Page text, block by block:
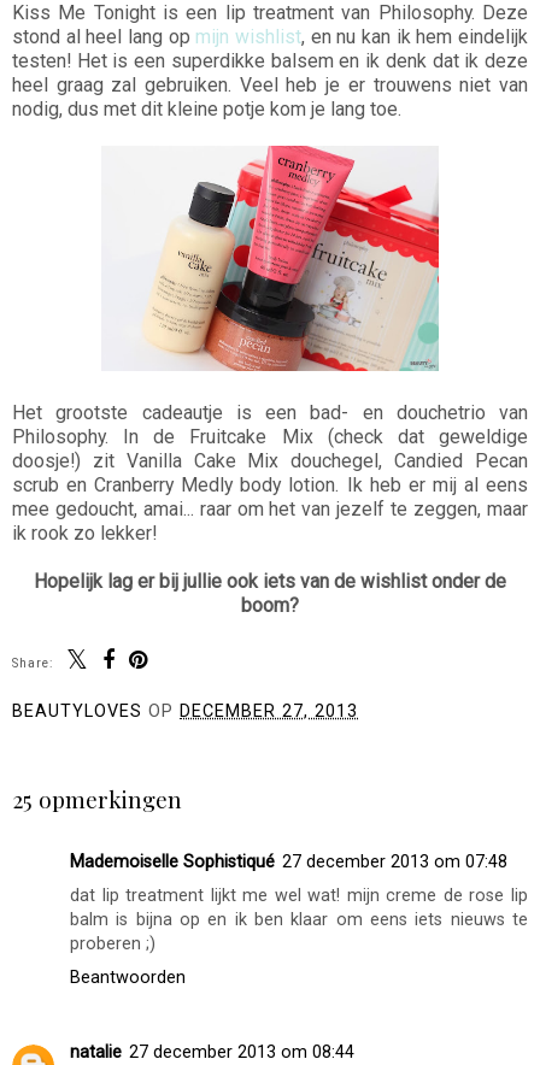
Kiss Me Tonight is een lip treatment van Philosophy. Deze
stond al heel lang op mijn wishlist, en nu kan ik hem eindelijk
testen! Het is een superdikke balsem en ik denk dat ik deze
heel graag zal gebruiken. Veel heb je er trouwens niet van
nodig, dus met dit kleine potje kom je lang toe.
Het grootste cadeautje is een bad- en douchetrio van
Philosophy. In de Fruitcake Mix (check dat geweldige
doosje!) zit Vanilla Cake Mix douchegel, Candied Pecan
scrub en Cranberry Medly body lotion. Ik heb er mij al eens
mee gedoucht, amai... raar om het van jezelf te zeggen, maar
ik rook zo lekker!
Hopelijk lag er bij jullie ook iets van de wishlist onder de
boom?
Share:
BEAUTYLOVES OP DECEMBER 27, 2013
25 opmerkingen
Mademoiselle Sophistiqué 27 december 2013 om 07:48
dat lip treatment lijkt me wel wat! mijn creme de rose lip
balm is bijna op en ik ben klaar om eens iets nieuws te
proberen ;)
Beantwoorden
natalie 27 december 2013 om 08:44